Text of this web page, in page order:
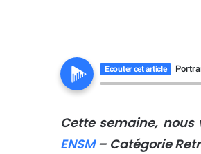
Ecouter cet article
Cette semaine,
ENSM– Catégorie